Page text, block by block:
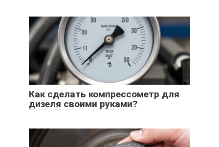
Как сделать компрессометр для
дизеля своими руками?